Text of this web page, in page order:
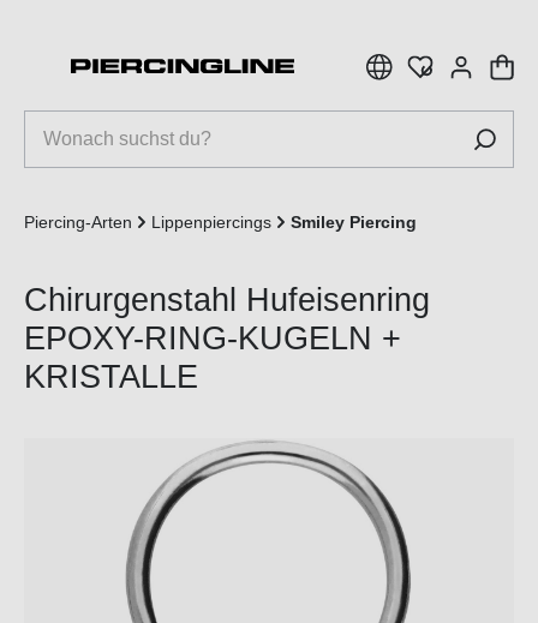
Piercing-Arten Lippenpiercings Smiley Piercing
Chirurgenstahl Hufeisenring
EPOXY-RING-KUGELN +
KRISTALLE